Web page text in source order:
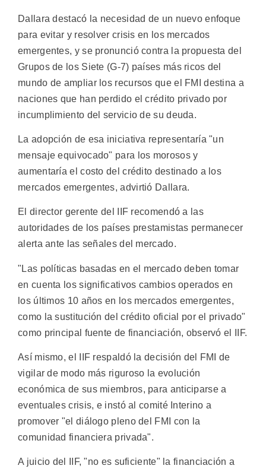
Dallara destacó la necesidad de un nuevo enfoque
para evitar y resolver crisis en los mercados
emergentes, y se pronunció contra la propuesta del
Grupos de los Siete (G-7) países más ricos del
mundo de ampliar los recursos que el FMI destina a
naciones que han perdido el crédito privado por
incumplimiento del servicio de su deuda.
La adopción de esa iniciativa representaría "un
mensaje equivocado" para los morosos y
aumentaría el costo del crédito destinado a los
mercados emergentes, advirtió Dallara.
El director gerente del IIF recomendó a las
autoridades de los países prestamistas permanecer
alerta ante las señales del mercado.
"Las políticas basadas en el mercado deben tomar
en cuenta los significativos cambios operados en
los últimos 10 años en los mercados emergentes,
como la sustitución del crédito oficial por el privado"
como principal fuente de financiación, observó el IIF.
Así mismo, el IIF respaldó la decisión del FMI de
vigilar de modo más riguroso la evolución
económica de sus miembros, para anticiparse a
eventuales crisis, e instó al comité Interino a
promover "el diálogo pleno del FMI con la
comunidad financiera privada".
A juicio del IIF, "no es suficiente" la financiación a